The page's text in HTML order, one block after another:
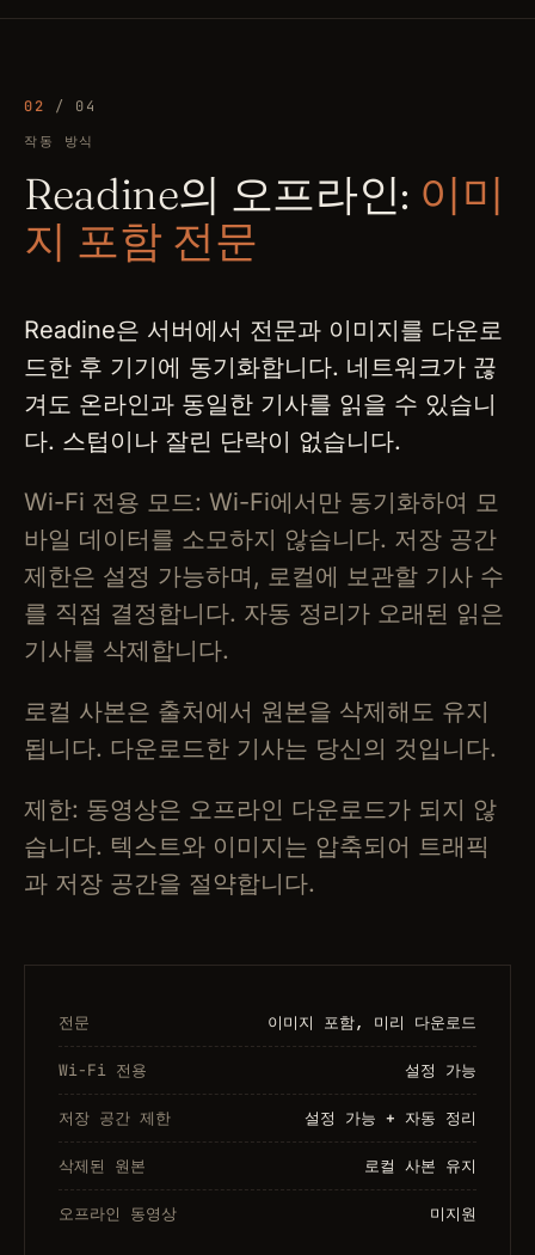
02 / 04
작동 방식
Readine의 오프라인: 이미
지 포함 전문
Readine은 서버에서 전문과 이미지를 다운로
드한 후 기기에 동기화합니다. 네트워크가 끊
겨도 온라인과 동일한 기사를 읽을 수 있습니
다. 스텁이나 잘린 단락이 없습니다.
Wi-Fi 전용 모드: Wi-Fi에서만 동기화하여 모
바일 데이터를 소모하지 않습니다. 저장 공간
제한은 설정 가능하며, 로컬에 보관할 기사 수
를 직접 결정합니다. 자동 정리가 오래된 읽은
기사를 삭제합니다.
로컬 사본은 출처에서 원본을 삭제해도 유지
됩니다. 다운로드한 기사는 당신의 것입니다.
제한: 동영상은 오프라인 다운로드가 되지 않
습니다. 텍스트와 이미지는 압축되어 트래픽
과 저장 공간을 절약합니다.
전문 이미지 포함, 미리 다운로드
Wi-Fi 전용 설정 가능
저장 공간 제한 설정 가능 + 자동 정리
삭제된 원본 로컬 사본 유지
오프라인 동영상 미지원